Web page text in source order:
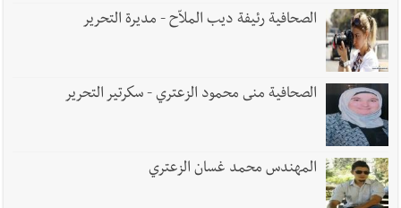
أخبار لبنان
العالم العربي
يبقى الشعب الفلسطيني يعيش كل هذا الألم؟ وإلى متى تستمر هذه
الصحافية رئيفة ديب الملاّح - مديرة التحرير
الصحافية منى محمود الزعتري - سكرتير التحرير
المهندس محمد غسان الزعتري